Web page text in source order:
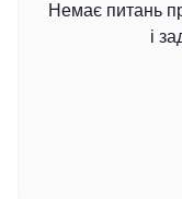
Немає питань
і